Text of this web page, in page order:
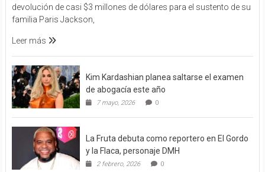
devolución de casi $3 millones de dólares para el sustento de su
familia Paris Jackson,
Leer más
Kim Kardashian planea saltarse el examen
de abogacía este año
7 mayo, 2026 0
La Fruta debuta como reportero en El Gordo
y la Flaca, personaje DMH
2 febrero, 2026 0